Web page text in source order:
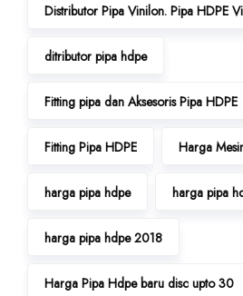
Distributor Pipa Vinilon. Pipa HDPE
ditributor pipa hdpe
Fitting pipa dan Aksesoris Pipa HDPE
Fitting Pipa HDPE Harga
harga pipa hdpe harga pipa
harga pipa hdpe 2018
Harga Pipa Hdpe baru disc upto 30